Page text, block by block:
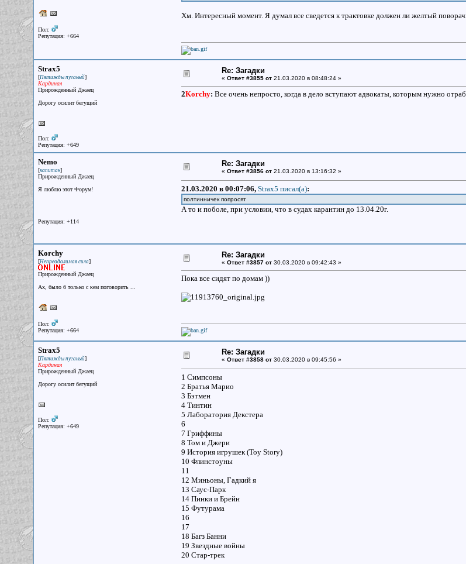
Пол:
Репутация: +664
Хм. Интересный момент. Я думал все сведется к трактовке должен ли желтый
Strax5
[Пятижды пуганый]
Кардинал
Прирожденный Джаец
Дорогу осилит бегущий
Пол:
Репутация: +649
Re: Загадки
« Ответ #3855 от 21.03.2020 в 08:48:24 »
2Korchy: Все очень непросто, когда в дело вступают адвокаты, которым нужно
Nemo
[капитан]
Прирожденный Джаец
Я люблю этот Форум!
Репутация: +114
Re: Загадки
« Ответ #3856 от 21.03.2020 в 13:16:32 »
21.03.2020 в 00:07:06, Strax5 писал(a):
полтинничек попросят
А то и поболе, при условии, что в судах карантин до 13.04.20г.
Korchy
[Непреодолимая сила]
Прирожденный Джаец
Ах, было б только с кем поговорить ...
Пол:
Репутация: +664
Re: Загадки
« Ответ #3857 от 30.03.2020 в 09:42:43 »
Пока все сидят по домам ))
Strax5
[Пятижды пуганый]
Кардинал
Прирожденный Джаец
Дорогу осилит бегущий
Пол:
Репутация: +649
Re: Загадки
« Ответ #3858 от 30.03.2020 в 09:45:56 »
1 Симпсоны
2 Братья Марио
3 Бэтмен
4 Тинтин
5 Лаборатория Декстера
6
7 Гриффины
8 Том и Джери
9 История игрушек (Toy Story)
10 Флинстоуны
11
12 Миньоны, Гадкий я
13 Саус-Парк
14 Пинки и Брейн
15 Футурама
16
17
18 Багз Банни
19 Звездные войны
20 Стар-трек